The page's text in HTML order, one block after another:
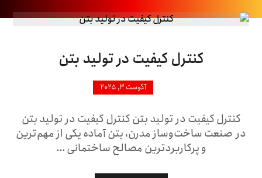
کنترل کیفیت در تولید بتن
آگوست ۳, ۲۰۲۵
کنترل کیفیت در تولید بتن کنترل کیفیت در تولید بتن
در صنعت ساخت‌وساز مدرن، بتن آماده یکی از مهم‌ترین
و پرکاربردترین مصالح ساختمانی ...